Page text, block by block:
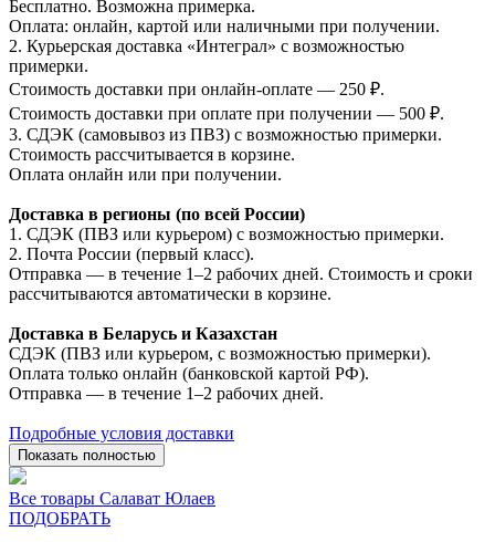
Бесплатно. Возможна примерка.
Оплата: онлайн, картой или наличными при получении.
2. Курьерская доставка «Интеграл» с возможностью
примерки.
Стоимость доставки при онлайн-оплате — 250 ₽.
Стоимость доставки при оплате при получении — 500 ₽.
3. СДЭК (самовывоз из ПВЗ) с возможностью примерки.
Стоимость рассчитывается в корзине.
Оплата онлайн или при получении.
Доставка в регионы (по всей России)
1. СДЭК (ПВЗ или курьером) с возможностью примерки.
2. Почта России (первый класс).
Отправка — в течение 1–2 рабочих дней. Стоимость и сроки
рассчитываются автоматически в корзине.
Доставка в Беларусь и Казахстан
СДЭК (ПВЗ или курьером, с возможностью примерки).
Оплата только онлайн (банковской картой РФ).
Отправка — в течение 1–2 рабочих дней.
Подробные условия доставки
Показать полностью
Все товары Салават Юлаев
ПОДОБРАТЬ